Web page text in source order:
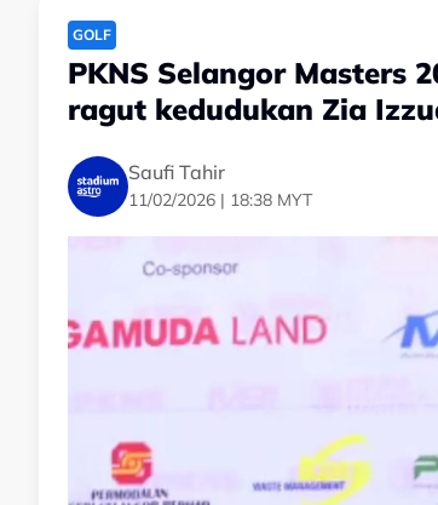
GOLF
PKNS Selangor Masters
ragut kedudukan Zia
Saufi Tahir
11/02/2026 | 18:38 MYT